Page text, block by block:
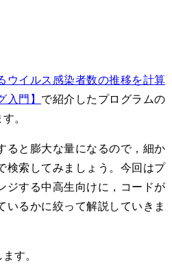
ウイルス感染者数の推移を計算
門】 で紹介したプログラムの
。
ると膨大な量になるので，細か
検索してみましょう。今回はプ
ジする中高生向けに，コードが
いるかに絞って解説していきま
す。